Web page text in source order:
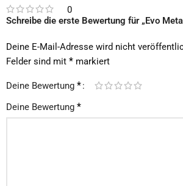
0
Schreibe die erste Bewertung für „Evo
Deine E-Mail-Adresse wird nicht
Felder sind mit * markiert
Deine Bewertung *
Deine Bewertung *